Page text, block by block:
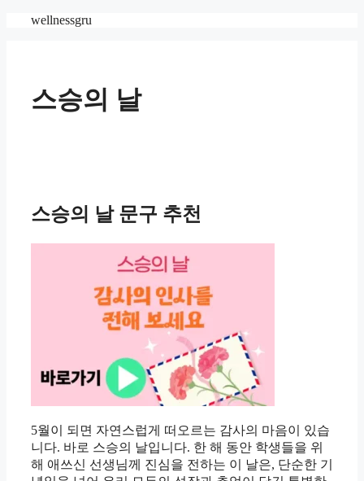
wellnessgru
스승의 날
스승의 날 문구 추천
5월이 되면 자연스럽게 떠오르는 감사의 마음이 있습
니다. 바로 스승의 날입니다. 한 해 동안 학생들을 위
해 애쓰신 선생님께 진심을 전하는 이 날은, 단순한 기